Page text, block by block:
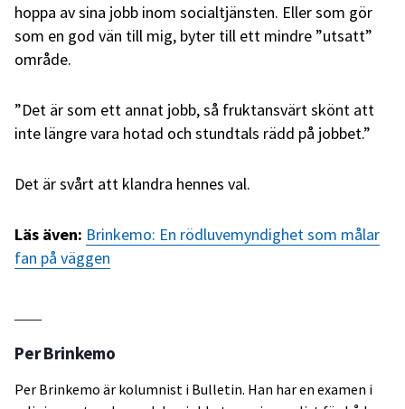
hoppa av sina jobb inom socialtjänsten. Eller som gör
som en god vän till mig, byter till ett mindre ”utsatt”
område.
”Det är som ett annat jobb, så fruktansvärt skönt att
inte längre vara hotad och stundtals rädd på jobbet.”
Det är svårt att klandra hennes val.
Läs även: Brinkemo: En rödluvemyndighet som målar
fan på väggen
Per Brinkemo
Per Brinkemo är kolumnist i Bulletin. Han har en examen i